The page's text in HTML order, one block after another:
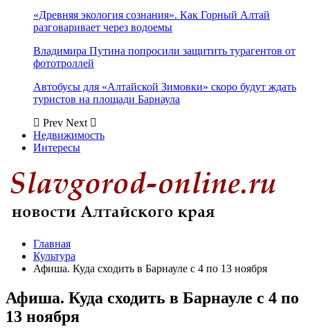
«Древняя экология сознания». Как Горный Алтай
разговаривает через водоемы
Владимира Путина попросили защитить турагентов от
фототроллей
Автобусы для «Алтайской Зимовки» скоро будут ждать
туристов на площади Барнаула
Prev Next
Недвижимость
Интересы
Главная
Культура
Афиша. Куда сходить в Барнауле с 4 по 13 ноября
Афиша. Куда сходить в Барнауле с 4 по
13 ноября